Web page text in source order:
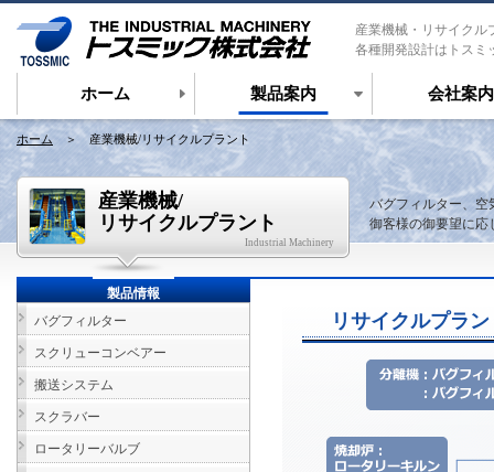
産業機械・リサイクル
各種開発設計はトスミ
ホーム 製品案内 会社案内
ホーム ＞ 産業機械/リサイクルプラント
産業機械/
リサイクルプラント
Industrial Machinery
バグフィルター、空
御客様の御要望に応
リサイクルプラ
製品情報
バグフィルター
スクリューコンベアー
搬送システム
スクラバー
ロータリーバルブ